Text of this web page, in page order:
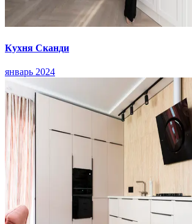
Кухня Сканди
январь 2024